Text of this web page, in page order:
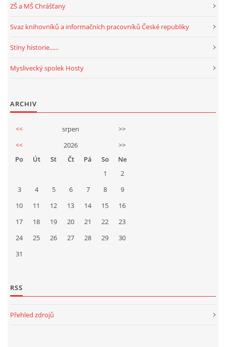
ZŠ a MŠ Chrášťany
Svaz knihovníků a informačních pracovníků České republiky
Stíny historie......
Myslivecký spolek Hosty
ARCHIV
<< srpen
>>
<<
2026
>>
Po
Út St Čt Pá So
Ne
1
2
3
4 5 6 7 8
9
10
11 12 13 14 15
16
17
18 19 20 21 22
23
24
25 26 27 28 29
30
31
RSS
Přehled zdrojů